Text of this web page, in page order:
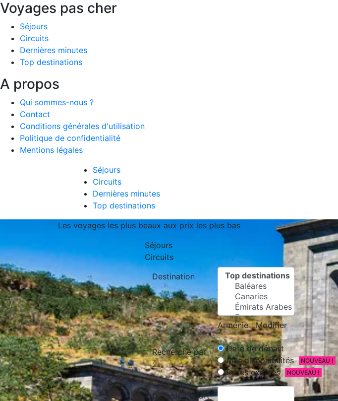
Voyages pas cher
Séjours
Circuits
Dernières minutes
Top destinations
A propos
Qui sommes-nous ?
Contact
Conditions générales d'utilisation
Politique de confidentialité
Mentions légales
Séjours
Circuits
Dernières minutes
Top destinations
Les voyages les plus beaux aux prix les plus bas
Séjours
Circuits
Destination
Arménie Modifier
Recherche par
:
Date de départ
Mes disponibilités
NOUVEAU !
Dates exactes NOUVEAU !
Date de départ